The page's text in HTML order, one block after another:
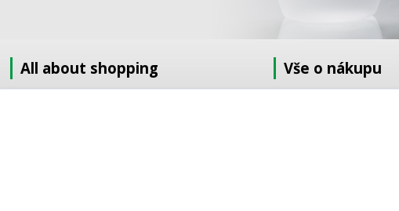
All about shopping Vše o nákupu